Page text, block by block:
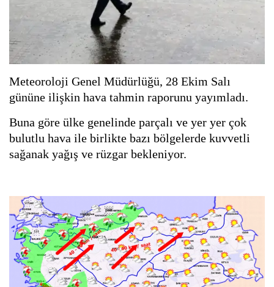
Meteoroloji Genel Müdürlüğü, 28 Ekim Salı
gününe ilişkin hava tahmin raporunu yayımladı.
Buna göre ülke genelinde parçalı ve yer yer çok
bulutlu hava ile birlikte bazı bölgelerde kuvvetli
sağanak yağış ve rüzgar bekleniyor.